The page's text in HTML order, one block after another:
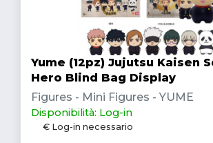
Yume (12pz) Jujutsu Kaisen
Hero Blind Bag Display
Figures - Mini Figures - YUME
Disponibilità: Log-in
€ Log-in necessario